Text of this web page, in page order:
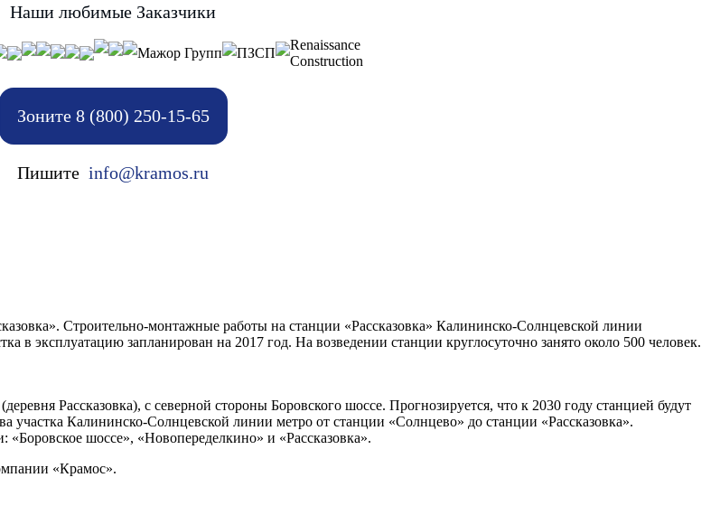
Наши любимые Заказчики
Мажор Групп ПЗСП
Renaissance
Construction
Зоните 8 (800) 250-15-65
Пишите info@kramos.ru
Строительно-монтажные работы на станции «Рассказовка» Калининско-Солнцевской линии
в эксплуатацию запланирован на 2017 год. На возведении станции круглосуточно занято около 500 человек.
Рассказовка), с северной стороны Боровского шоссе. Прогнозируется, что к 2030 году станцией будут
участка Калининско-Солнцевской линии метро от станции «Солнцево» до станции «Рассказовка».
«Боровское шоссе», «Новопеределкино» и «Рассказовка».
«Крамос».